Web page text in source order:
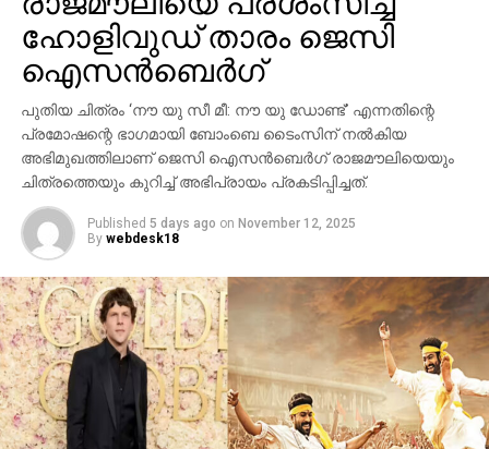
ഷെല്‍ഫ്, ആഫ്രിക്കയിലെ അംബോസെലി വനം,
ബി.സി.ഇ 7200-ലെ ലങ്കാനഗരം, വാരണാസിയിലെ
മണികര്‍ണികാ ഘട്ട് തുടങ്ങിയ ഭീമാകാര
ദൃശ്യവിശേഷങ്ങള്‍ അതിശയത്തോടെ
അവതരിപ്പിക്കുന്നു.
കയ്യില്‍ ത്രിശൂലം പിടിച്ച് കാളയുടെ പുറത്ത്
സവാരിയുമായി എത്തുന്ന രുദ്രയായി മഹേഷ്
ബാബുവിന്റെ എന്‍ട്രിയാണ് ട്രെയിലറിന്റെ ഹൈലൈറ്റ്.
അതേപോലെ, വേദിയിലേക്കും മഹേഷ് ബാബു
കാളപ്പുറത്ത് സവാരിയായി എത്തിയപ്പോള്‍ 60,000-
ത്തിലധികം പ്രേക്ഷകര്‍ കൈയ്യടി മുഴക്കി വരവേറ്റു.
ഐമാക്‌സ് ഫോര്‍മാറ്റിലാണ് ഈ ചിത്രം ഒരുക്കുന്നത്.
അതിനാല്‍ തന്നെ തിയേറ്ററുകളില്‍ അത്ഭുതകരമായ
കാഴ്ചാനുഭവം സമ്മാനിക്കുമെന്നുറപ്പ്. ബാഹുബലി,
ഞഞഞ എന്നിവയുടെ സംവിധായകന്‍ രാജമൗലിയുടെ
ഐസന്‍ബെര്‍ഗ്
പുതിയ ചിത്രം ‘നൗ യു സീ മീ: നൗ യു ഡോണ്ട്’ എന്നതിന്റെ
പ്രമോഷന്റെ ഭാഗമായി ബോംബെ ടൈംസിന് നല്‍കിയ
അഭിമുഖത്തിലാണ് ജെസി ഐസന്‍ബെര്‍ഗ് രാജമൗലിയെയും
ചിത്രത്തെയും കുറിച്ച് അഭിപ്രായം പ്രകടിപ്പിച്ചത്.
Published 5 days ago on November 12, 2025
By webdesk18